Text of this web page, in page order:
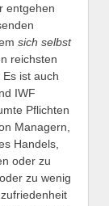
entgehen
sich selbst
reichsten
ist auch
IWF
Pflichten
Managern,
Handels,
oder zu
zu wenig